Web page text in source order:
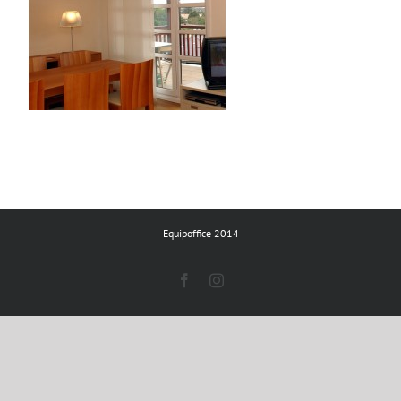
Equipoffice 2014
FacebookInstagram